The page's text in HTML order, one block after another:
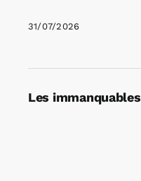
31/07/2026
Les immanquables